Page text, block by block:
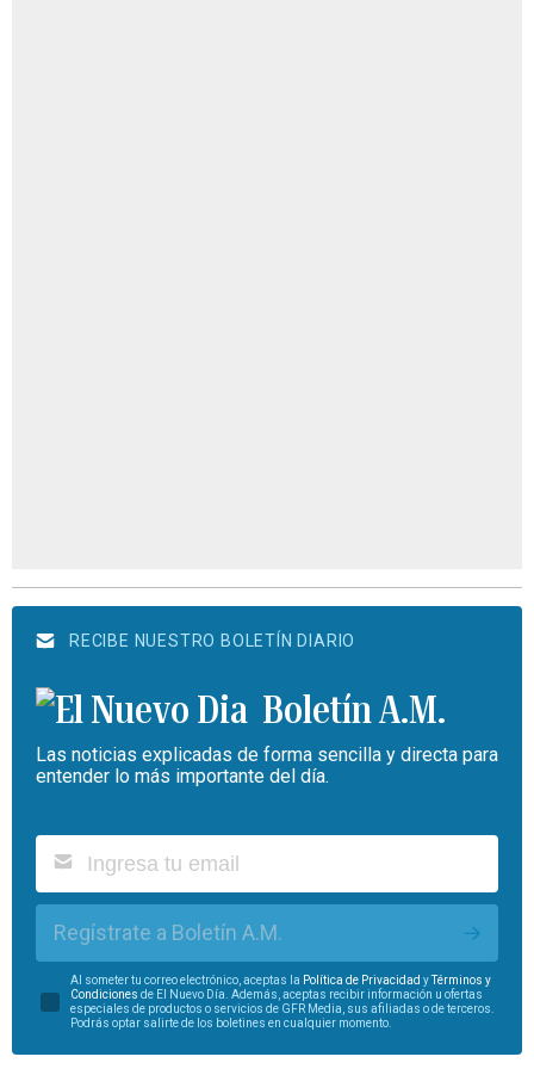
RECIBE NUESTRO BOLETÍN DIARIO
Boletín A.M.
Las noticias explicadas de forma sencilla y directa para
entender lo más importante del día.
Regístrate a Boletín A.M.
Al someter tu correo electrónico, aceptas la Política de Privacidad yTérminos y
Condiciones de El Nuevo Día. Además, aceptas recibir información u ofertas
especiales de productos o servicios de GFR Media, sus afiliadas o de terceros.
Podrás optar salirte de los boletines en cualquier momento.